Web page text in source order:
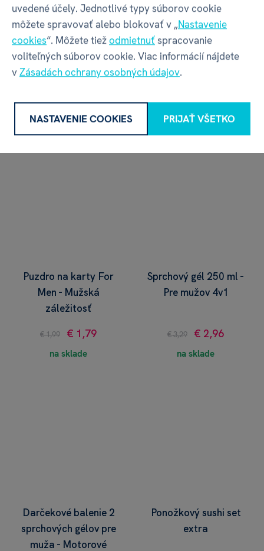
Krígeľ - Najlepší
otcovia
na sklade
Veľký stojan na fľašu
- Karavan
na sklade
Puzdro na karty For
Men - Mužská
záležitosť
€ 1,99 € 1,79
na sklade
Sprchový gél 250 ml -
Pre mužov 4v1
€ 3,29 € 2,96
na sklade
Darčekové balenie 2
sprchových gélov pre
muža - Motorové
Ponožkový sushi set
extra
uvedené účely. Jednotlivé typy súborov cookie
môžete spravovať alebo blokovať v „Nastavenie
cookies“. Môžete tiežodmietnuťspracovanie
voliteľných súborov cookie. Viac informácií nájdete
vZásadách ochrany osobných údajov.
NASTAVENIE COOKIES PRIJAŤ VŠETKO